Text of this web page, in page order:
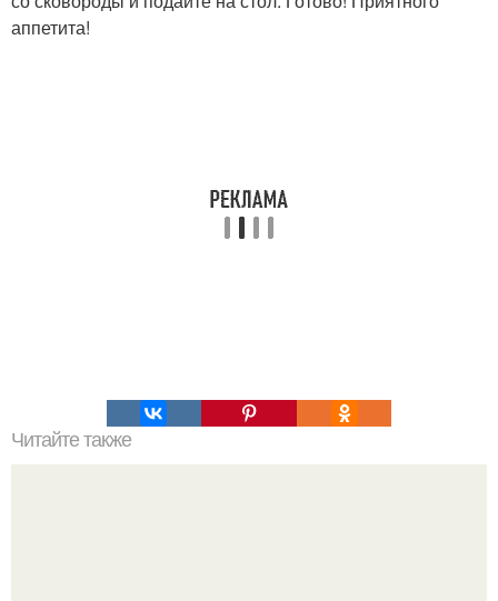
аппетита!
Читайте также